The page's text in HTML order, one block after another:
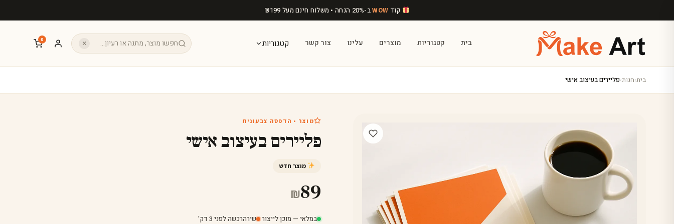
קוד WOWב-20% הנחה • משלוח חינם מעל ₪199
בית קטגוריות מוצרים עלינו צור קשר קטגוריות ×
0
בית›חנות›פליירים בעיצוב אישי
מוצר • הדפסה צבעונית
פליירים בעיצוב אישי
מוצר חדש
₪89
במלאי — מוכן לייצור· שירהרכשה לפני 3 דק'